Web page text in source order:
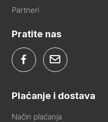
Partneri
Pratite nas
Plaćanje i dostava
Način plaćanja